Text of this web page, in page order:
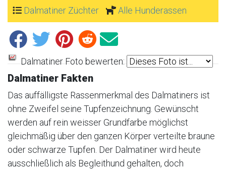
Dalmatiner Züchter
Alle Hunderassen
Dalmatiner Foto bewerten:
Dalmatiner Fakten
Das auffälligste Rassenmerkmal des Dalmatiners ist
ohne Zweifel seine Tupfenzeichnung. Gewünscht
werden auf rein weisser Grundfarbe möglichst
gleichmäßig über den ganzen Körper verteilte braune
oder schwarze Tupfen. Der Dalmatiner wird heute
ausschließlich als Begleithund gehalten, doch